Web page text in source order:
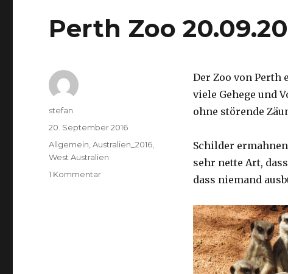
Perth Zoo
Der Zoo von Perth
viele Gehege und
ohne störende
Schilder
sehr nette Art,
dass niemand
Autor
stefan
Veröffentlicht
am
20. September 2016
Kategorien
Allgemein,Australien_2016,
West Australien
1 Kommentarzu